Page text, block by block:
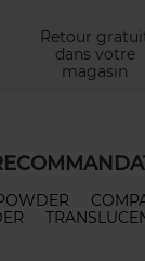
Retour
dans votre
magasin